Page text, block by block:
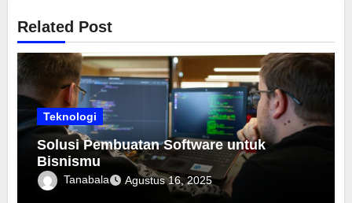
Related Post
Teknologi
Solusi Pembuatan Software untuk
Bisnismu
Tanabala Agustus 16, 2025